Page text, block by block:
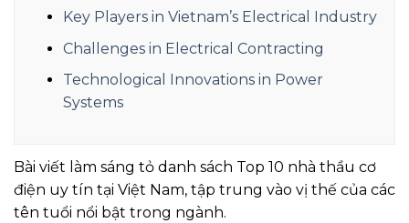
Key Players in Vietnam’s Electrical Industry
Challenges in Electrical Contracting
Technological Innovations in Power
Systems
Bài viết làm sáng tỏ danh sách Top 10 nhà thầu cơ
điện uy tín tại Việt Nam, tập trung vào vị thế của các
tên tuổi nổi bật trong ngành.